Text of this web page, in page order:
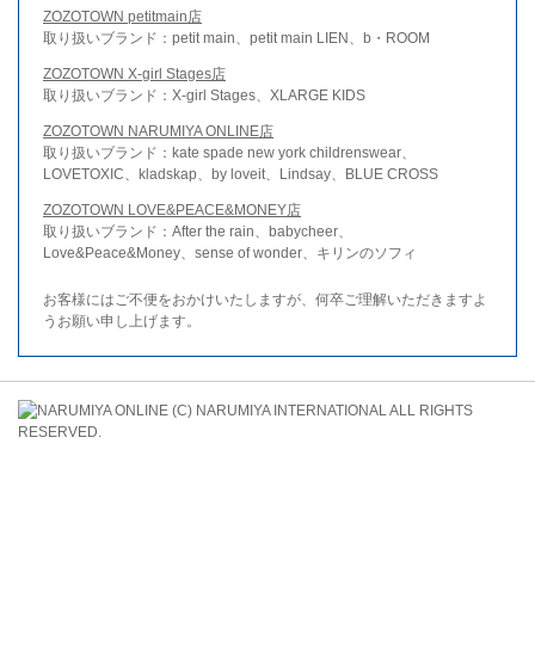
ZOZOTOWN petitmain店
取り扱いブランド：petit main、petit main LIEN、b・ROOM
ZOZOTOWN X-girl Stages店
取り扱いブランド：X-girl Stages、XLARGE KIDS
ZOZOTOWN NARUMIYA ONLINE店
取り扱いブランド：kate spade new york childrenswear、
LOVETOXIC、kladskap、by loveit、Lindsay、BLUE CROSS
ZOZOTOWN LOVE&PEACE&MONEY店
取り扱いブランド：After the rain、babycheer、
Love&Peace&Money、sense of wonder、キリンのソフィ
お客様にはご不便をおかけいたしますが、何卒ご理解いただきますよ
うお願い申し上げます。